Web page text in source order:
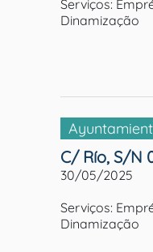
Serviços:
Dinamização
C/ Río, S/N
30/05/2025
Serviços:
Dinamização